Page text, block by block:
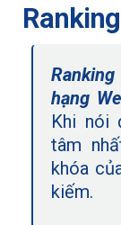
hạng
Khi nói
tâm
khóa
kiếm.